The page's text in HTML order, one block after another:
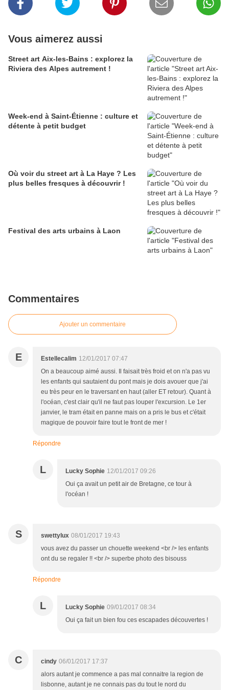
Vous aimerez aussi
Street art Aix-les-Bains : explorez la
Riviera des Alpes autrement !
Week-end à Saint-Étienne : culture et
détente à petit budget
Où voir du street art à La Haye ? Les
plus belles fresques à découvrir !
Festival des arts urbains à Laon
Commentaires
Ajouter un commentaire
E Estellecalim 12/01/2017 07:47
On a beaucoup aimé aussi. Il faisait très froid et on n'a pas vu
les enfants qui sautaient du pont mais je dois avouer que j'ai
eu très peur en le traversant en haut (aller ET retour). Quant à
l'océan, c'est clair qu'il ne faut pas louper l'excursion. Le 1er
janvier, le tram était en panne mais on a pris le bus et c'était
magique de pouvoir faire tout le front de mer !
Répondre
L Lucky Sophie 12/01/2017 09:26
Oui ça avait un petit air de Bretagne, ce tour à
l'océan !
S swettylux 08/01/2017 19:43
vous avez du passer un chouette weekend <br /> les enfants
ont du se regaler !! <br /> superbe photo des bisouss
Répondre
L Lucky Sophie 09/01/2017 08:34
Oui ça fait un bien fou ces escapades découvertes !
C cindy 06/01/2017 17:37
alors autant je commence a pas mal connaitre la region de
lisbonne, autant je ne connais pas du tout le nord du